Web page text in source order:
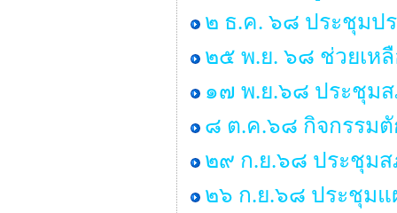
๒ ธ.ค. ๖๘ ประชุมป
๒๕ พ.ย. ๖๘ ช่วยเห
๑๗ พ.ย.๖๘ ประชุม
๘ ต.ค.๖๘ กิจกรรม
๒๙ ก.ย.๖๘ ประชุม
๒๖ ก.ย.๖๘ ประชุม